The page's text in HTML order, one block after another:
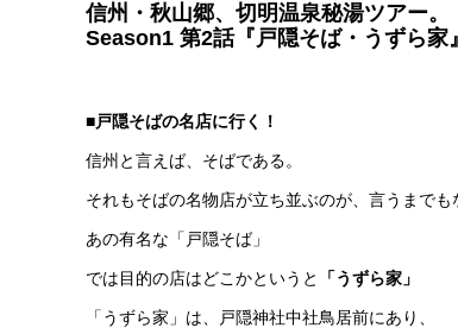
信州・秋山郷、切明温泉秘湯ツアー。
Season1 第2話『戸隠そば・うずら家』
■戸隠そばの名店に行く！
信州と言えば、そばである。
それもそばの名物店が立ち並ぶのが、言うまでも
あの有名な「戸隠そば」
では目的の店はどこかというと 「うずら家」
「うずら家」は、戸隠神社中社鳥居前にあり、